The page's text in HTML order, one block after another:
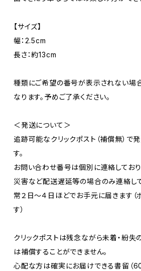
【サイズ】
幅：2.5cm
長さ：約13cm
種類にご希望の番号が表示されない場
なります。予めご了承ください。
＜発送について＞
追跡可能なクリックポスト（補償無）で
す。
お問い合わせ番号は個別に連絡しており
災害など配送遅延等の場合のみ連絡して
常２日～４日ほどでお手元に届きます（
す）
クリックポストは残念ながら未着・紛失
は補償することができません。
心配な方は確実にお届けできる書留（